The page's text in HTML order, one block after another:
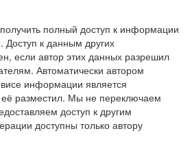
полный доступ к информации
к данным других
если автор этих данных разрешил
Автоматически автором
информации является
её разместил. Мы не переключаем
доступ к другим
доступны только автору